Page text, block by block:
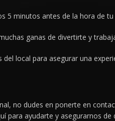
5 minutos antes de la hora de
ganas de divertirte y
local para asegurar una
no dudes en ponerte en
para ayudarte y asegurarnos de